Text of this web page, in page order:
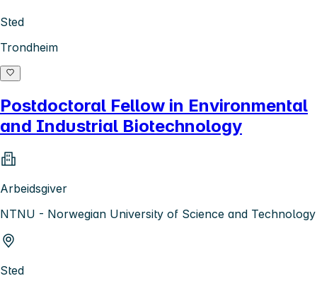
Sted
Trondheim
Postdoctoral Fellow in Environmental
and Industrial Biotechnology
Arbeidsgiver
NTNU - Norwegian University of Science and Technology
Sted